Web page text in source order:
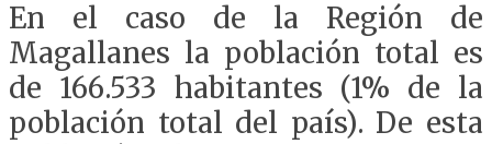
En el caso de la Región de
Magallanes la población total es
de 166.533 habitantes (1% de la
población total del país). De esta